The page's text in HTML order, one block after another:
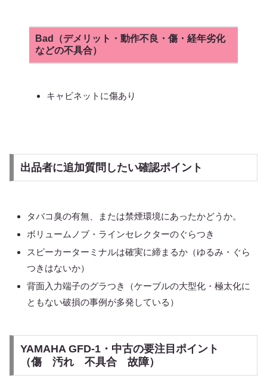
Bad（デメリット・動作不良・傷・経年劣化
などの不具合）
キャビネットに傷あり
出品者に追加質問したい確認ポイント
タバコ臭の有無、または禁煙環境にあったかどうか。
ボリュームノブ・ラインセレクターのぐらつき
スピーカーターミナルは確実に締まるか（ゆるみ・ぐら
つきはないか）
背面入力端子のグラつき（ケーブルの大型化・極太化に
ともない破損の事例が多発している）
YAMAHA GFD-1・中古の要注目ポイント
（傷 汚れ 不具合 故障）